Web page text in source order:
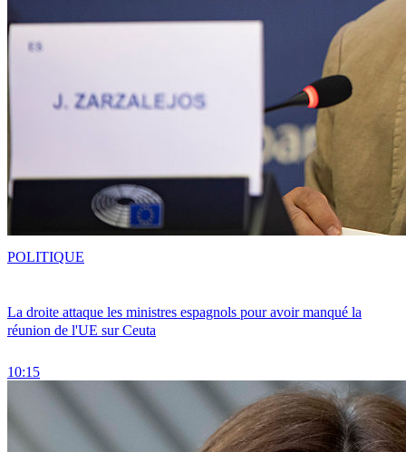
La droite attaque les ministres espagnols pour avoir manqué la
réunion de l'UE sur Ceuta
10:15
POLITIQUE